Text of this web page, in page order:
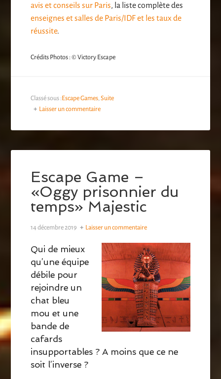
avis et conseils sur Paris, la liste complète des
enseignes et salles de Paris/IDF et les taux de
réussite.
Crédits Photos : © Victory Escape
Classé sous : Escape Games,Suite
Laisser un commentaire
Escape Game –
«Oggy prisonnier du
temps» Majestic
14 décembre 2019 Laisser un commentaire
Qui de mieux
qu’une équipe
débile pour
rejoindre un
chat bleu
mou et une
bande de
cafards
insupportables ? A moins que ce ne
soit l’inverse ?